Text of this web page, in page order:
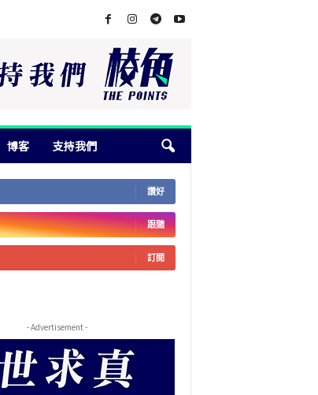
博客 支持我們
讚好
跟隨
訂閱
- Advertisement -